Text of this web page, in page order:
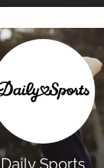
Daily Sports